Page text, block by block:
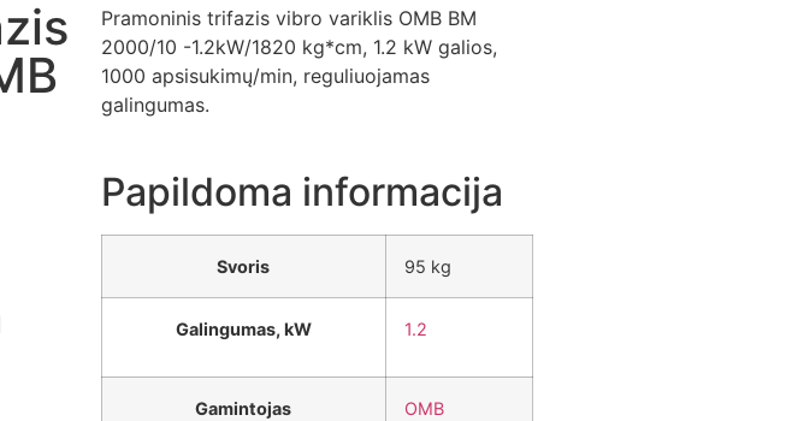
Pramoninis trifazis vibro variklis OMB BM
2000/10 -1.2kW/1820 kg*cm, 1.2 kW galios,
1000 apsisukimų/min, reguliuojamas
galingumas.
Papildoma informacija
Svoris 95 kg
Galingumas, kW 1.2
Gamintojas OMB